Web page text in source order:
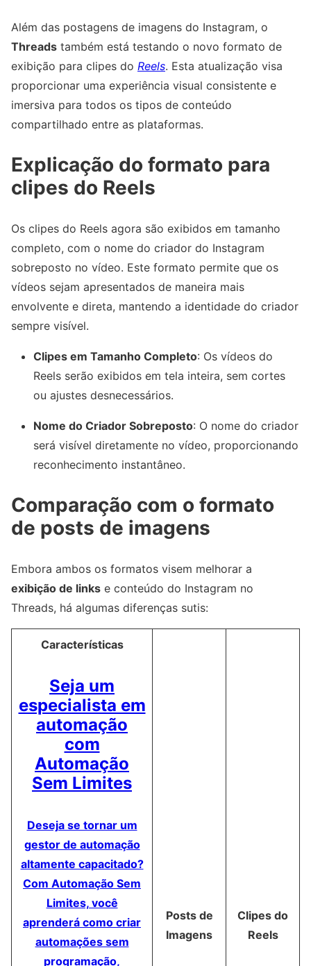
Além das postagens de imagens do Instagram, o
Threads também está testando o novo formato de
exibição para clipes do Reels. Esta atualização visa
proporcionar uma experiência visual consistente e
imersiva para todos os tipos de conteúdo
compartilhado entre as plataformas.
Explicação do formato para
clipes do Reels
Os clipes do Reels agora são exibidos em tamanho
completo, com o nome do criador do Instagram
sobreposto no vídeo. Este formato permite que os
vídeos sejam apresentados de maneira mais
envolvente e direta, mantendo a identidade do criador
sempre visível.
Clipes em Tamanho Completo: Os vídeos do
Reels serão exibidos em tela inteira, sem cortes
ou ajustes desnecessários.
Nome do Criador Sobreposto: O nome do criador
será visível diretamente no vídeo, proporcionando
reconhecimento instantâneo.
Comparação com o formato
de posts de imagens
Embora ambos os formatos visem melhorar a
exibição de links e conteúdo do Instagram no
Threads, há algumas diferenças sutis:
Características
Seja um
especialista em
automação
com
Automação
Sem Limites
Deseja se tornar um
gestor de automação
altamente capacitado?
Com Automação Sem
Limites, você
aprenderá como criar
automações sem
programação,
Posts de
Imagens
Clipes do
Reels